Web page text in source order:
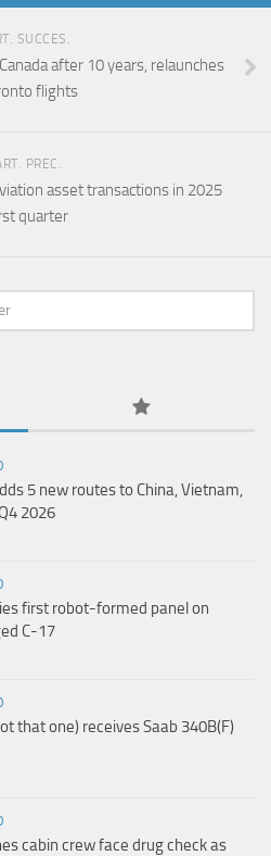
SUCCES.
after 10 years, relaunches
flights
PREC.
asset transactions in 2025
quarter
5 new routes to China, Vietnam,
2026
first robot-formed panel on
C-17
that one) receives Saab 340B(F)
cabin crew face drug check as